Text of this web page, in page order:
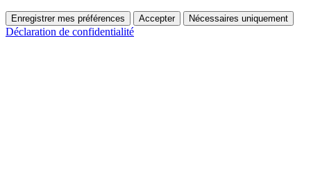
Enregistrer mes préférences Accepter Nécessaires uniquement
Déclaration de confidentialité